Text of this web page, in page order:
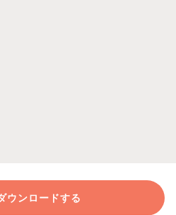
ウンロードする